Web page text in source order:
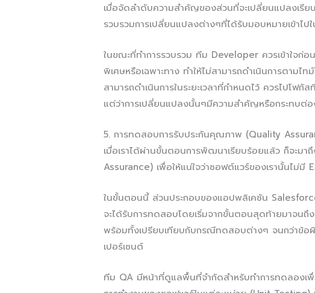
เมื่อจัดลำดับความสำคัญของส่วนที่จะเปลี่ยนแปลงเรี
รวบรวมการเปลี่ยนแปลงต่างๆที่ได้รับมอบหมายเข้าไปใ
ในขณะที่ทำการรวบรวม ทีม Developer ควรเข้าใจก่
พิเศษหรือเฉพาะทาง ทำให้ไม่สามารถดำเนินการตามไ
สามารถดำเนินการในระยะเวลาที่กำหนดไว้ ควรไปโฟ
แต่ว่าการเปลี่ยนแปลงนั้นๆมีความสำคัญหรือกระทบต่
5. การทดสอบการรับประกันคุณภาพ (Quality
เมื่อเราได้ผ่านขั้นตอนการพัฒนาเรียบร้อยแล้ว ก็จะ
Assurance) เพื่อให้แน่ใจว่าซอฟต์แวร์ของเรานั้นไม่มี
ในขั้นตอนนี้ ส่วนประกอบของแอปพลิเคชัน
จะได้รับการทดสอบโดยเริ่มจากขั้นตอนสุดท้ายมาจน
พร้อมทั้งเปรียบเทียบกับกรณีทดสอบต่างๆ จนกว่าข้อ
เปอร์เซนต์
ทีม QA มีหน้าที่ดูแลพื้นที่จำกัดสำหรับทำการทดลองเ